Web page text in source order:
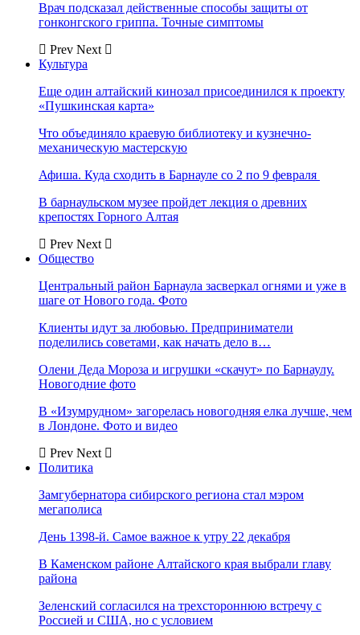
Врач подсказал действенные способы защиты от
гонконгского гриппа. Точные симптомы
Prev Next
Культура
Еще один алтайский кинозал присоединился к проекту
«Пушкинская карта»
Что объединяло краевую библиотеку и кузнечно-
механическую мастерскую
Афиша. Куда сходить в Барнауле со 2 по 9 февраля
В барнаульском музее пройдет лекция о древних
крепостях Горного Алтая
Prev Next
Общество
Центральный район Барнаула засверкал огнями и уже в
шаге от Нового года. Фото
Клиенты идут за любовью. Предприниматели
поделились советами, как начать дело в…
Олени Деда Мороза и игрушки «скачут» по Барнаулу.
Новогодние фото
В «Изумрудном» загорелась новогодняя елка лучше, чем
в Лондоне. Фото и видео
Prev Next
Политика
Замгубернатора сибирского региона стал мэром
мегаполиса
День 1398-й. Самое важное к утру 22 декабря
В Каменском районе Алтайского края выбрали главу
района
Зеленский согласился на трехстороннюю встречу с
Россией и США, но с условием